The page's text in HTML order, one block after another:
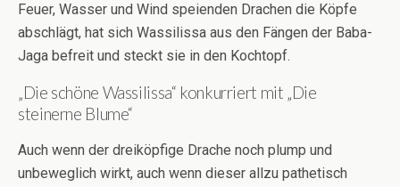
Feuer, Wasser und Wind speienden Drachen die Köpfe
abschlägt, hat sich Wassilissa aus den Fängen der Baba-
Jaga befreit und steckt sie in den Kochtopf.
„Die schöne Wassilissa“ konkurriert mit „Die
steinerne Blume“
Auch wenn der dreiköpfige Drache noch plump und
unbeweglich wirkt, auch wenn dieser allzu pathetisch